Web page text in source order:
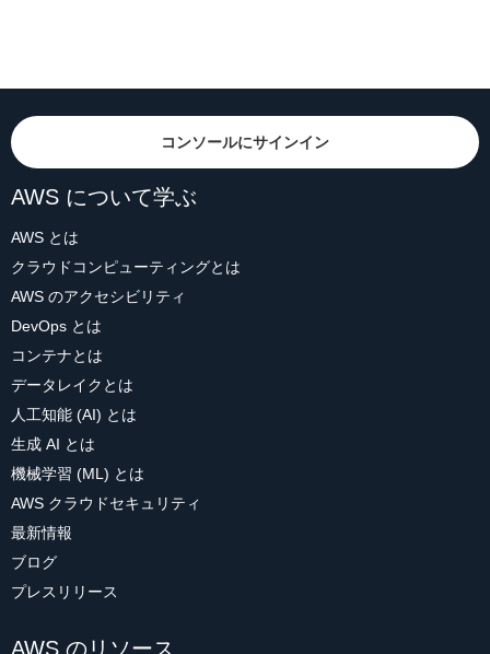
コンソールにサインイン
AWS について学ぶ
AWS とは
クラウドコンピューティングとは
AWS のアクセシビリティ
DevOps とは
コンテナとは
データレイクとは
人工知能 (AI) とは
生成 AI とは
機械学習 (ML) とは
AWS クラウドセキュリティ
最新情報
ブログ
プレスリリース
AWS のリソース